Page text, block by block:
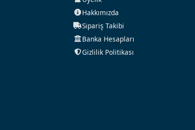
Hakkımızda
Sipariş Takibi
Banka Hesapları
Gizlilik Politikası